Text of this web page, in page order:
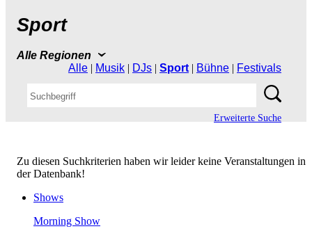
Sport
AlleRegionen
Alle | Musik | DJs | Sport | Bühne | Festivals
ErweiterteSuche
ZudiesenSuchkriterienhabenwirleiderkeineVeranstaltungenin
derDatenbank!
Shows
MorningShow